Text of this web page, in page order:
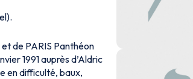
de PARIS Panthéon
1991 auprès d’Aldric
en difficulté, baux,